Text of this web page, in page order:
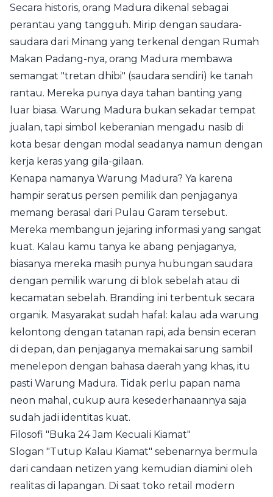
Secara historis, orang Madura dikenal sebagai
perantau yang tangguh. Mirip dengan saudara-
saudara dari Minang yang terkenal dengan Rumah
Makan Padang-nya, orang Madura membawa
semangat "tretan dhibi" (saudara sendiri) ke tanah
rantau. Mereka punya daya tahan banting yang
luar biasa. Warung Madura bukan sekadar tempat
jualan, tapi simbol keberanian mengadu nasib di
kota besar dengan modal seadanya namun dengan
kerja keras yang gila-gilaan.
Kenapa namanya Warung Madura? Ya karena
hampir seratus persen pemilik dan penjaganya
memang berasal dari Pulau Garam tersebut.
Mereka membangun jejaring informasi yang sangat
kuat. Kalau kamu tanya ke abang penjaganya,
biasanya mereka masih punya hubungan saudara
dengan pemilik warung di blok sebelah atau di
kecamatan sebelah. Branding ini terbentuk secara
organik. Masyarakat sudah hafal: kalau ada warung
kelontong dengan tatanan rapi, ada bensin eceran
di depan, dan penjaganya memakai sarung sambil
menelepon dengan bahasa daerah yang khas, itu
pasti Warung Madura. Tidak perlu papan nama
neon mahal, cukup aura kesederhanaannya saja
sudah jadi identitas kuat.
Filosofi "Buka 24 Jam Kecuali Kiamat"
Slogan "Tutup Kalau Kiamat" sebenarnya bermula
dari candaan netizen yang kemudian diamini oleh
realitas di lapangan. Di saat toko retail modern